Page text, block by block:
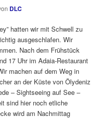
DLC
hatten wir mit Schwell zu
ausgeschlafen. Wir
Nach dem Frühstück
17 Uhr im Adaia-Restaurant
machen auf dem Weg in
an der Küste von Ölydeniz
– Sightseeing auf See –
sind hier noch etliche
wird am Nachmittag